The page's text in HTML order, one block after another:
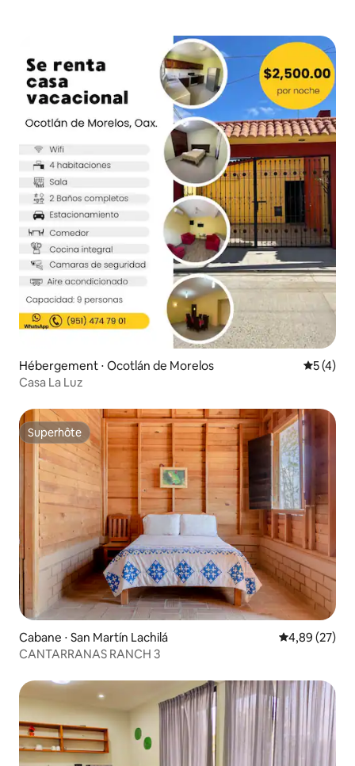
Hébergement ⋅ Ocotlán de Morelos
5 (4)
Casa La Luz
Superhôte
Superhôte
Cabane ⋅ San Martín Lachilá Évaluation
4,89 (27)
CANTARRANAS RANCH 3